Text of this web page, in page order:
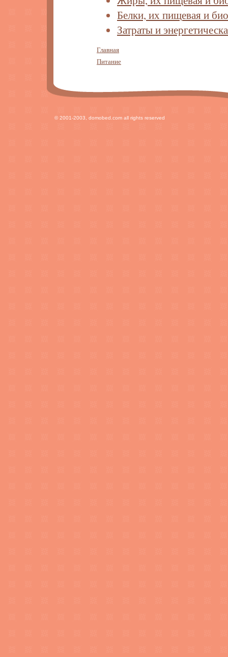
Белки, их пищевая и
Затраты и
Главная
Питание
© 2001-2003, domobed.com all rights reserved